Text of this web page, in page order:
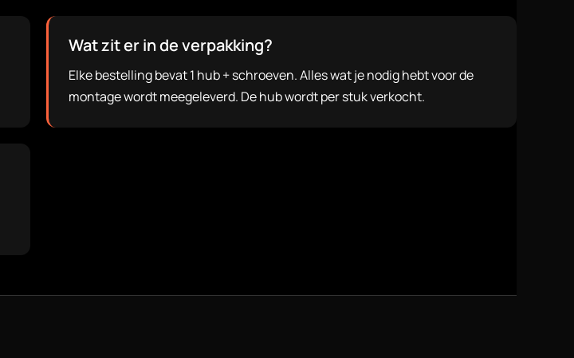
Wat zit er in de verpakking?
Elke bestelling bevat 1 hub + schroeven. Alles wat je nodig hebt voor de
montage wordt meegeleverd. De hub wordt per stuk verkocht.